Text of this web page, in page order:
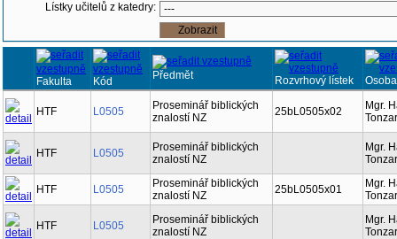
Lístky učitelů z katedry:
Fakulta Kód Předmět Rozvrhový lístek Osoba
HTF L0505
Proseminář biblických
znalostí NZ
25bL0505x02
Mgr.
HTF L0505
Proseminář biblických
znalostí NZ
Mgr.
HTF L0505
Proseminář biblických
znalostí NZ
25bL0505x01
Mgr.
HTF L0505
Proseminář biblických
znalostí NZ
Mgr.